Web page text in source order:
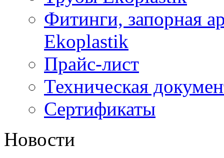
Фитинги, запорная
Ekoplastik
Прайс-лист
Техническая
Сертификаты
Новости